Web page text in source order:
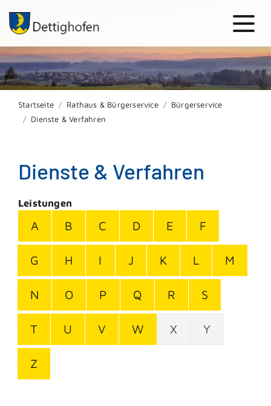
Startseite Rathaus & Bürgerservice
Bürgerservice
Dienste & Verfahren
Dienste & Verfahren
Leistungen
A B C D E F
G H I J K L M
N O P Q R S
T U V W X Y
Z